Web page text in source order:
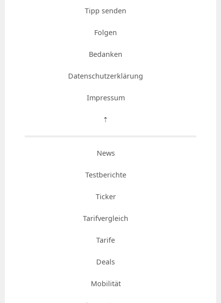
Tipp senden
Folgen
Bedanken
Datenschutzerklärung
Impressum
⇡
News
Testberichte
Ticker
Tarifvergleich
Tarife
Deals
Mobilität